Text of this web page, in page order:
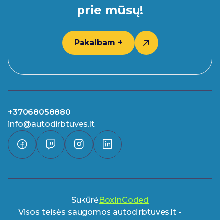
prie mūsų!
Pakalbam +
+37068058880
info@autodirbtuves.lt
SukūrėBoxInCoded
Visos teisės saugomos autodirbtuves.lt -